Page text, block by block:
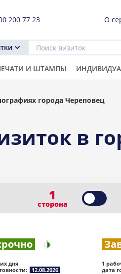
200 77 23 О
И ШТАМПЫ
города Череповец
в
1
сторона
дня
12.08.2026
1
дата